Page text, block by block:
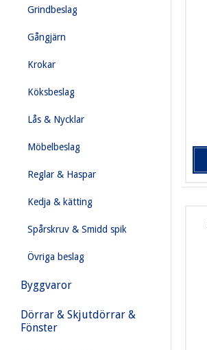
Grindbeslag
Gångjärn
Krokar
Köksbeslag
Lås & Nycklar
Möbelbeslag
Reglar & Haspar
Kedja & kätting
Spårskruv & Smidd spik
Övriga beslag
Byggvaror
Dörrar & Skjutdörrar &
Fönster